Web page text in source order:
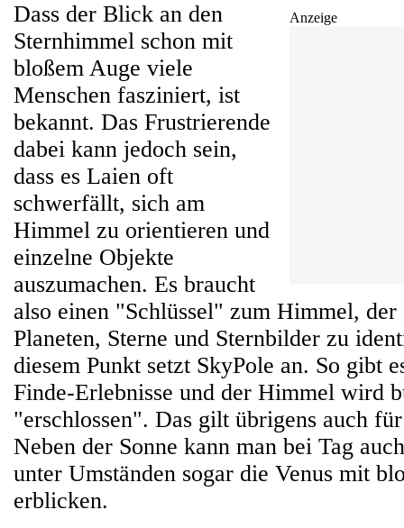
Anzeige
Dass der Blick an den
Sternhimmel schon mit
bloßem Auge viele
Menschen fasziniert, ist
bekannt. Das Frustrierende
dabei kann jedoch sein,
dass es Laien oft
schwerfällt, sich am
Himmel zu orientieren und
einzelne Objekte
auszumachen. Es braucht
also einen "Schlüssel" zum Himmel,
Planeten, Sterne und Sternbilder zu
diesem Punkt setzt SkyPole an. So gibt
Finde-Erlebnisse und der Himmel wird
"erschlossen". Das gilt übrigens auch
Neben der Sonne kann man bei Tag
unter Umständen sogar die Venus mit
erblicken.